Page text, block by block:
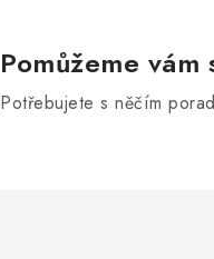
Pomůžeme vám
Potřebujete s něčím